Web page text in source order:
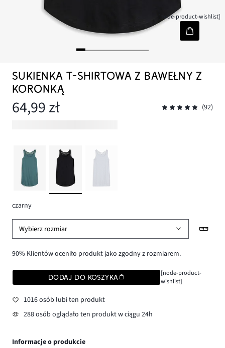
[node-product-wishlist]
SUKIENKA T-SHIRTOWA Z BAWEŁNY Z
KORONKĄ
64,99 zł (92)
czarny
Wybierz rozmiar
90% Klientów oceniło produkt jako zgodny z rozmiarem.
DODAJ DO KOSZYKA
[node-product-
wishlist]
1016 osób lubi ten produkt
288 osób oglądało ten produkt w ciągu 24h
Informacje o produkcie